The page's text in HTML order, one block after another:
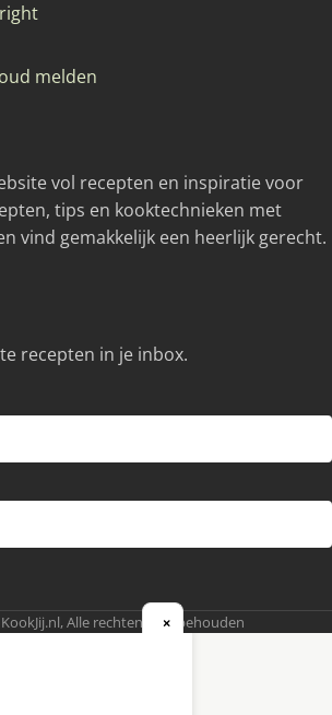
melden
vol recepten en inspiratie voor
tips en kooktechnieken met
vind gemakkelijk een heerlijk gerecht.
recepten in je inbox.
Alle rechten voorbehouden
×